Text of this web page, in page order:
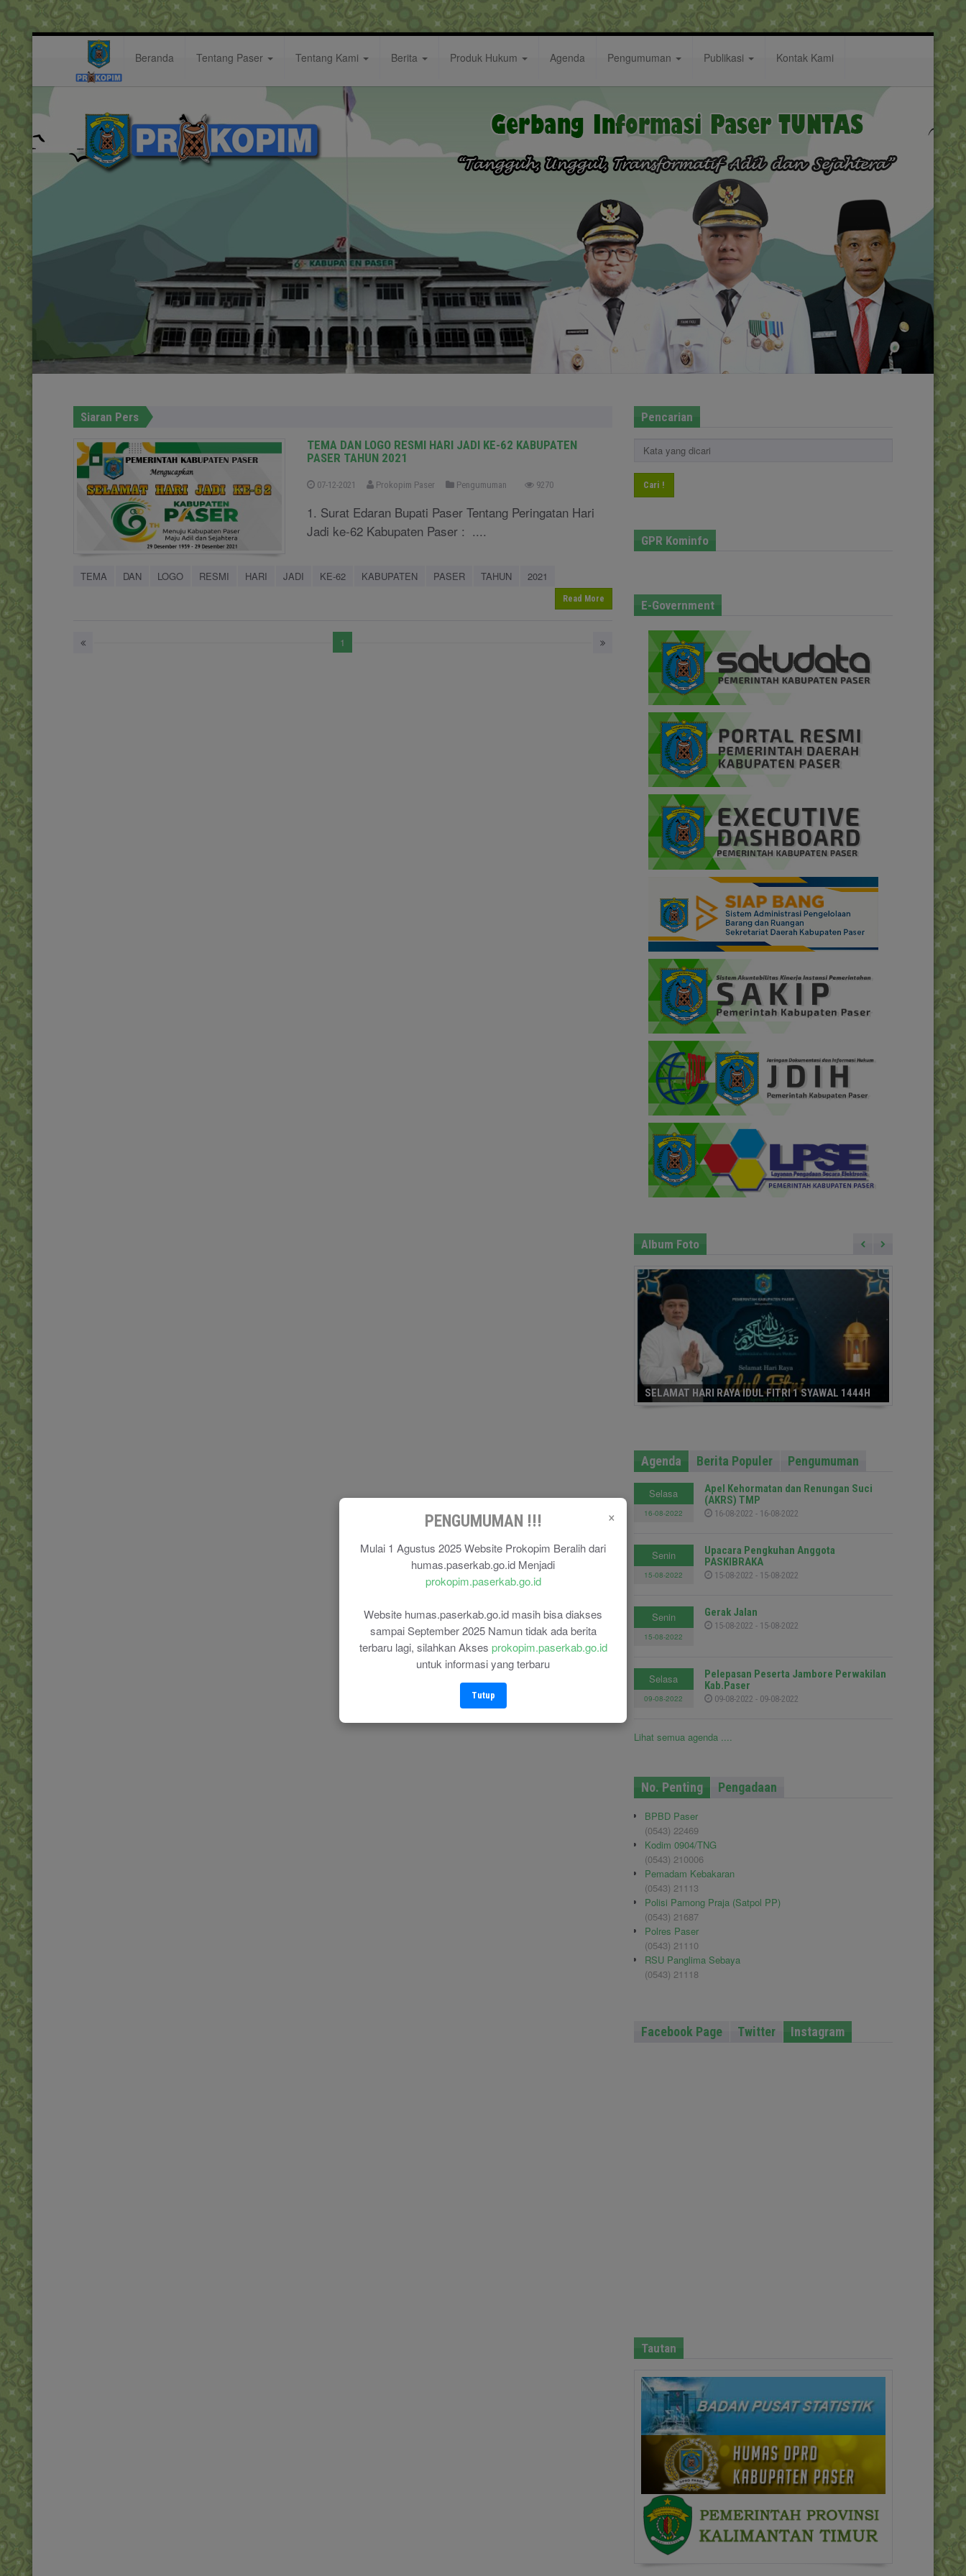
×
PENGUMUMAN !!!
Mulai 1 Agustus 2025 Website Prokopim Beralih dari
humas.paserkab.go.id Menjadi
prokopim.paserkab.go.id
Website humas.paserkab.go.id masih bisa diakses
sampai September 2025 Namun tidak ada berita
terbaru lagi, silahkan Akses prokopim.paserkab.go.id
untuk informasi yang terbaru
Tutup
Beranda Tentang Paser Tentang Kami Berita Produk Hukum Agenda Pengumuman Publikasi Kontak Kami
Hastag:
Siaran Pers
TEMA DAN LOGO RESMI HARI JADI KE-62 KABUPATEN
PASER TAHUN 2021
07-12-2021 Prokopim Paser Pengumuman 9270
1. Surat Edaran Bupati Paser Tentang Peringatan Hari
Jadi ke-62 Kabupaten Paser : ....
TEMA DAN LOGO RESMI HARI JADI KE-62 KABUPATEN PASER TAHUN 2021
Read More
1
Pencarian
Cari !
GPR Kominfo
E-Government
Album Foto
SELAMAT HARI RAYA IDUL FITRI 1 SYAWAL 1444H
Agenda Berita Populer Pengumuman
Selasa
16-08-2022
Apel Kehormatan dan Renungan Suci
(AKRS) TMP
16-08-2022 - 16-08-2022
Senin
15-08-2022
Upacara Pengkuhan Anggota
PASKIBRAKA
15-08-2022 - 15-08-2022
Senin
15-08-2022
Gerak Jalan
15-08-2022 - 15-08-2022
Selasa
09-08-2022
Pelepasan Peserta Jambore Perwakilan
Kab.Paser
09-08-2022 - 09-08-2022
Lihat semua agenda ....
No. Penting Pengadaan
BPBD Paser
(0543) 22469
Kodim 0904/TNG
(0543) 210006
Pemadam Kebakaran
(0543) 21113
Polisi Pamong Praja (Satpol PP)
(0543) 21687
Polres Paser
(0543) 21110
RSU Panglima Sebaya
(0543) 21118
Facebook Page Twitter Instagram
Tautan